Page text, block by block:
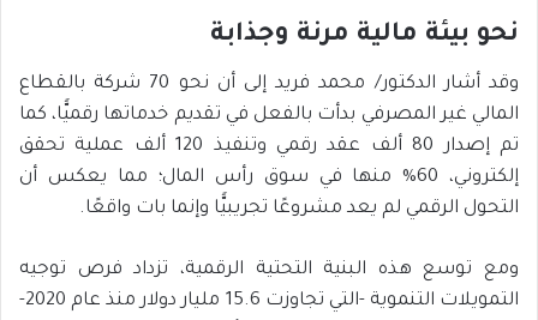
نحو بيئة مالية مرنة وجذابة
وقد أشار الدكتور/ محمد فريد إلى أن نحو 70 شركة بالقطاع
المالي غير المصرفي بدأت بالفعل في تقديم خدماتها رقميًّا، كما
تم إصدار 80 ألف عقد رقمي وتنفيذ 120 ألف عملية تحقق
إلكتروني، 60% منها في سوق رأس المال؛ مما يعكس أن
التحول الرقمي لم يعد مشروعًا تجريبيًّا وإنما بات واقعًا.
ومع توسع هذه البنية التحتية الرقمية، تزداد فرص توجيه
التمويلات التنموية -التي تجاوزت 15.6 مليار دولار منذ عام 2020-